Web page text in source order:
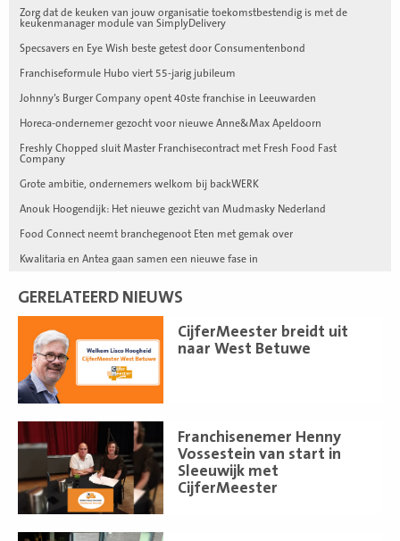
Zorg dat de keuken van jouw organisatie toekomstbestendig is met de
keukenmanager module van SimplyDelivery
Specsavers en Eye Wish beste getest door Consumentenbond
Franchiseformule Hubo viert 55-jarig jubileum
Johnny’s Burger Company opent 40ste franchise in Leeuwarden
Horeca-ondernemer gezocht voor nieuwe Anne&Max Apeldoorn
Freshly Chopped sluit Master Franchisecontract met Fresh Food Fast
Company
Grote ambitie, ondernemers welkom bij backWERK
Anouk Hoogendijk: Het nieuwe gezicht van Mudmasky Nederland
Food Connect neemt branchegenoot Eten met gemak over
Kwalitaria en Antea gaan samen een nieuwe fase in
GERELATEERD NIEUWS
CijferMeester breidt uit
naar West Betuwe
meer
Franchisenemer Henny
Vossestein van start in
Sleeuwijk met
CijferMeester
meer